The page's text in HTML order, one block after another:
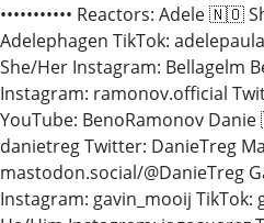
••••••••••• Reactors: Adele 🇳🇴
Adelephagen TikTok:
She/Her Instagram: Bellagelm
Instagram: ramonov.official
YouTube: BenoRamonov
danietreg Twitter: DanieTreg
mastodon.social/@DanieTreg
Instagram: gavin_mooij